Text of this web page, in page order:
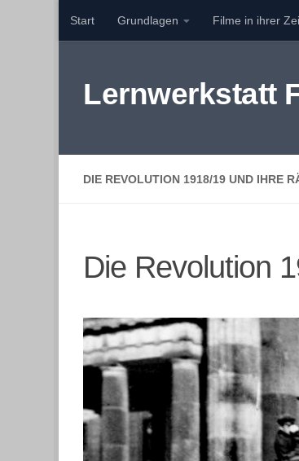
Zum Inhalt springen
Start Grundlagen Filme in ihrer
Lernwerkstatt
DIE REVOLUTION 1918/19 UND IHRE
Die Revolution